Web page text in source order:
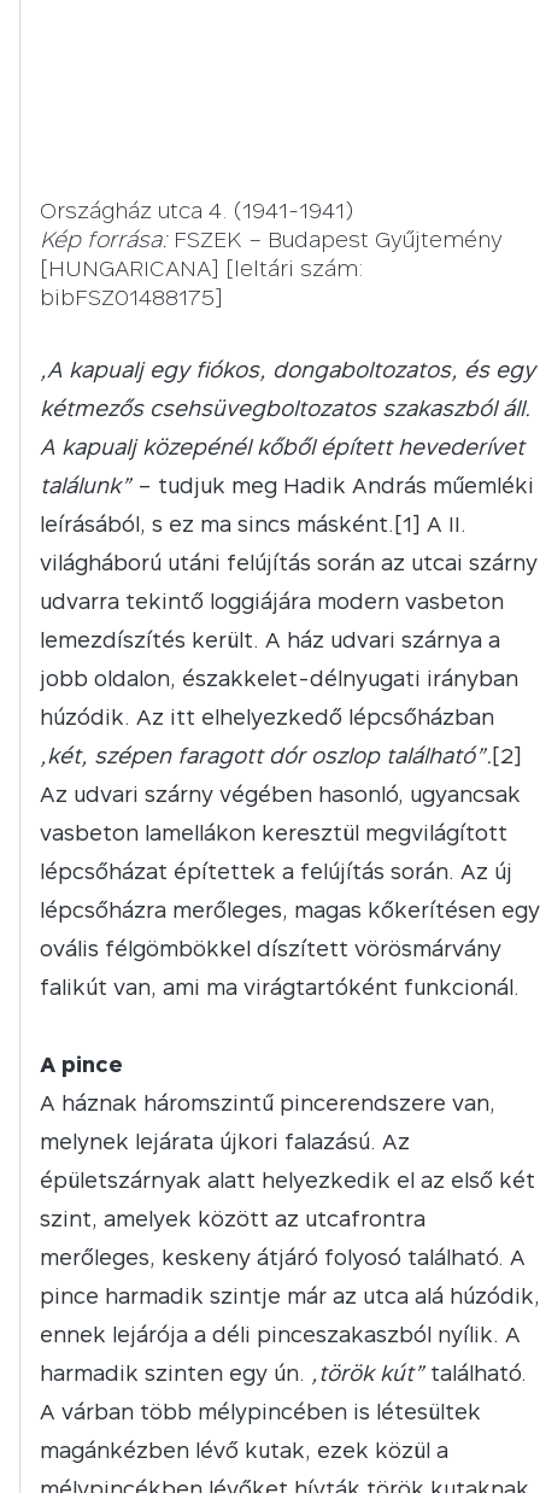
Országház utca 4. (1941-1941)
Kép forrása:FSZEK – Budapest Gyűjtemény
[HUNGARICANA] [leltári szám:
bibFSZ01488175]
„A kapualj egy fiókos, dongaboltozatos, és egy
kétmezős csehsüvegboltozatos szakaszból áll.
A kapualj közepénél kőből épített hevederívet
találunk”– tudjuk meg Hadik András műemléki
leírásából, s ez ma sincs másként.[1] A II.
világháború utáni felújítás során az utcai szárny
udvarra tekintő loggiájára modern vasbeton
lemezdíszítés került. A ház udvari szárnya a
jobb oldalon, északkelet-délnyugati irányban
húzódik. Az itt elhelyezkedő lépcsőházban
„két, szépen faragott dór oszlop található”.[2]
Az udvari szárny végében hasonló, ugyancsak
vasbeton lamellákon keresztül megvilágított
lépcsőházat építettek a felújítás során. Az új
lépcsőházra merőleges, magas kőkerítésen egy
ovális félgömbökkel díszített vörösmárvány
falikút van, ami ma virágtartóként funkcionál.
A pince
A háznak háromszintű pincerendszere van,
melynek lejárata újkori falazású. Az
épületszárnyak alatt helyezkedik el az első két
szint, amelyek között az utcafrontra
merőleges, keskeny átjáró folyosó található. A
pince harmadik szintje már az utca alá húzódik,
ennek lejárója a déli pinceszakaszból nyílik. A
harmadik szinten egy ún. „török kút”található.
A várban több mélypincében is létesültek
magánkézben lévő kutak, ezek közül a